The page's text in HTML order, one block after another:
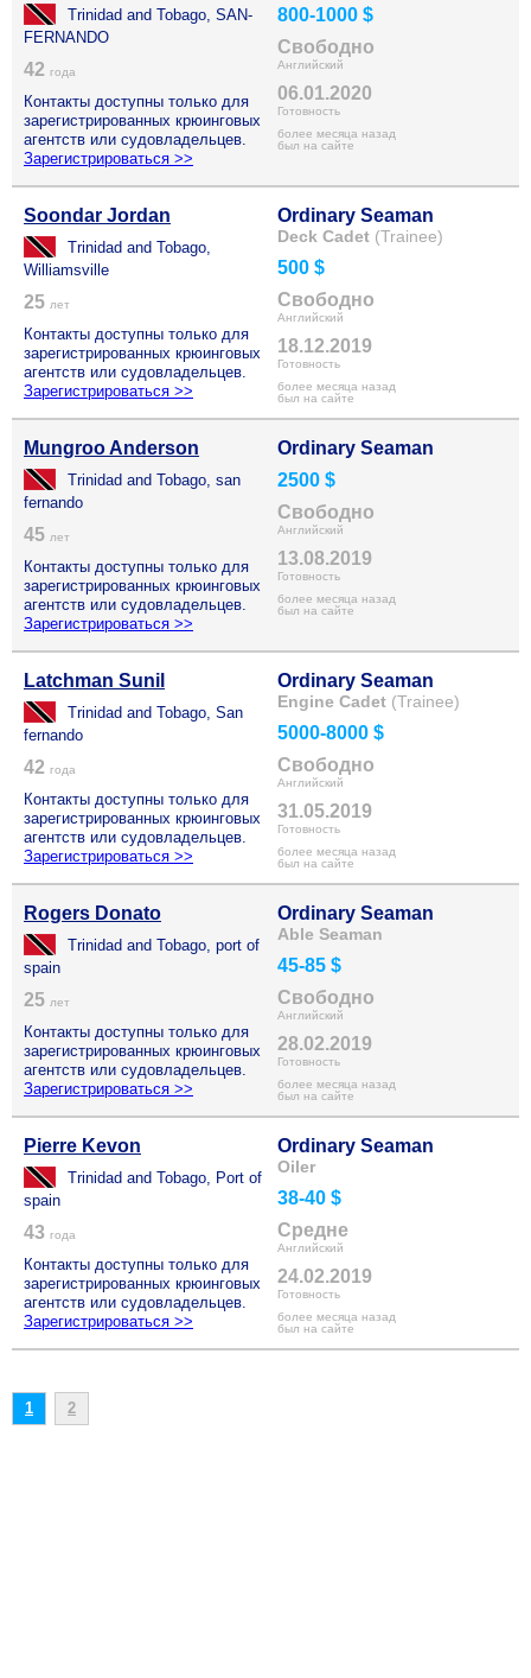
Trinidad and Tobago, SAN-
FERNANDO
42 года
Контакты доступны только для
зарегистрированных крюинговых
агентств или судовладельцев.
Зарегистрироваться >>
800-1000 $
Свободно
Английский
06.01.2020
Готовность
более месяца назад
был на сайте
Soondar Jordan
Trinidad and Tobago,
Williamsville
25 лет
Контакты доступны только для
зарегистрированных крюинговых
агентств или судовладельцев.
Зарегистрироваться >>
Ordinary Seaman
Deck Cadet (Trainee)
500 $
Свободно
Английский
18.12.2019
Готовность
более месяца назад
был на сайте
Mungroo Anderson
Trinidad and Tobago, san
fernando
45 лет
Контакты доступны только для
зарегистрированных крюинговых
агентств или судовладельцев.
Зарегистрироваться >>
Ordinary Seaman
2500 $
Свободно
Английский
13.08.2019
Готовность
более месяца назад
был на сайте
Latchman Sunil
Trinidad and Tobago, San
fernando
42 года
Контакты доступны только для
зарегистрированных крюинговых
агентств или судовладельцев.
Зарегистрироваться >>
Ordinary Seaman
Engine Cadet (Trainee)
5000-8000 $
Свободно
Английский
31.05.2019
Готовность
более месяца назад
был на сайте
Rogers Donato
Trinidad and Tobago, port of
spain
25 лет
Контакты доступны только для
зарегистрированных крюинговых
агентств или судовладельцев.
Зарегистрироваться >>
Ordinary Seaman
Able Seaman
45-85 $
Свободно
Английский
28.02.2019
Готовность
более месяца назад
был на сайте
Pierre Kevon
Trinidad and Tobago, Port of
spain
43 года
Контакты доступны только для
зарегистрированных крюинговых
агентств или судовладельцев.
Зарегистрироваться >>
Ordinary Seaman
Oiler
38-40 $
Средне
Английский
24.02.2019
Готовность
более месяца назад
был на сайте
1 2